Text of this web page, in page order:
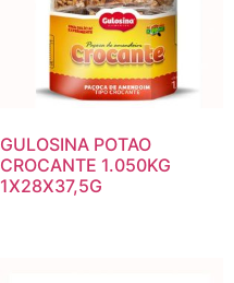
GULOSINA POTAO
CROCANTE 1.050KG
1X28X37,5G